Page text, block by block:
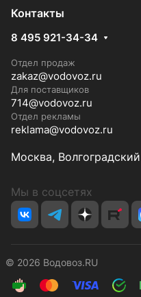
Контакты
8 495 921-34-34
Отдел продаж
zakaz@vodovoz.ru
Для поставщиков
714@vodovoz.ru
Отдел рекламы
reklama@vodovoz.ru
Москва,
Мы в соцсетях
© 2026 Водовоз.RU